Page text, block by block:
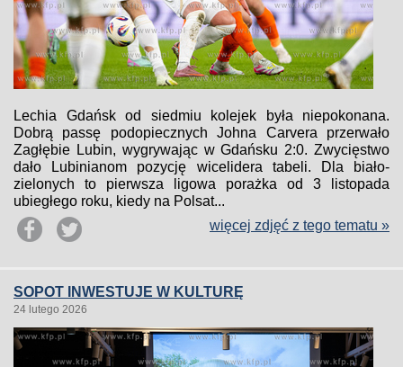
Lechia Gdańsk od siedmiu kolejek była niepokonana.
Dobrą passę podopiecznych Johna Carvera przerwało
Zagłębie Lubin, wygrywając w Gdańsku 2:0. Zwycięstwo
dało Lubinianom pozycję wicelidera tabeli. Dla biało-
zielonych to pierwsza ligowa porażka od 3 listopada
ubiegłego roku, kiedy na Polsat...
więcej zdjęć z tego tematu »
SOPOT INWESTUJE W KULTURĘ
24 lutego 2026